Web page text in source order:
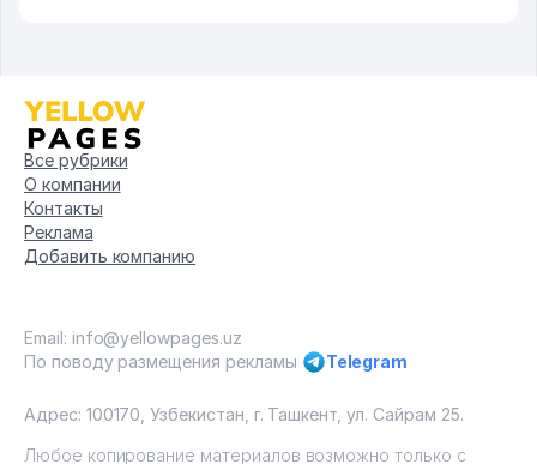
Все рубрики
О компании
Контакты
Реклама
Добавить компанию
Email: info@yellowpages.uz
По поводу размещения рекламы
Telegram
Адрес: 100170, Узбекистан, г. Ташкент, ул. Сайрам 25.
Любое копирование материалов возможно только с